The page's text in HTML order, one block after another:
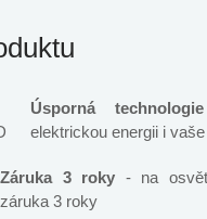
Úsporná
elektrickou energii i
Záruka 3 roky - na
záruka 3 roky